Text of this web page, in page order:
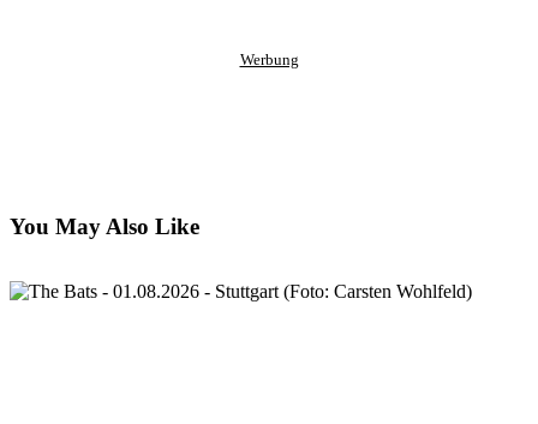
Werbung
You May Also Like